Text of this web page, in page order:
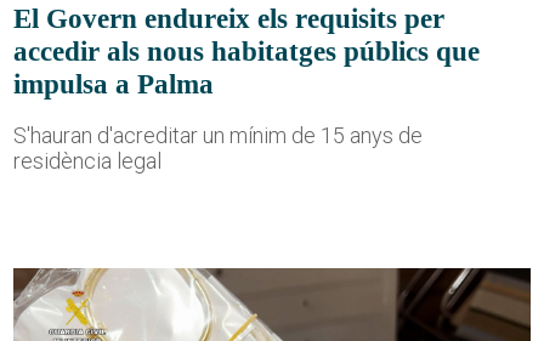
El Govern endureix els requisits per
accedir als nous habitatges públics que
impulsa a Palma
S'hauran d'acreditar un mínim de 15 anys de
residència legal